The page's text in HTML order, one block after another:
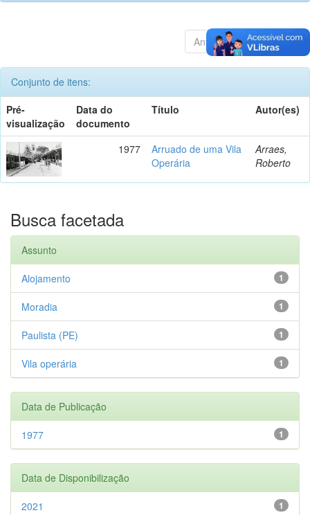
Anterior 1 Póximo
Conjunto de itens:
Pré-
visualização
Data do
documento
Título Autor(es)
1977
Arruado de uma Vila
Operária
Arraes,
Roberto
Busca facetada
Assunto
1
Alojamento
1
Moradia
1
Paulista (PE)
1
Vila operária
Data de Publicação
1
1977
Data de Disponibilização
1
2021